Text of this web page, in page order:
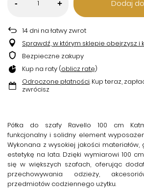
- + Dodaj
14 dni na łatwy zwrot
Sprawdź, w którym sklepie obejrzysz i
Bezpieczne zakupy
Kup na raty (oblicz ratę)
Odroczone płatności. Kup teraz,
zwrócisz
Półka do szafy Ravello 100 cm
funkcjonalny i solidny element
Wykonana z wysokiej jakości materiałów,
estetykę na lata. Dzięki wymiarowi 100
się w większych szafach, oferując
przechowywania odzieży,
przedmiotów codziennego użytku.